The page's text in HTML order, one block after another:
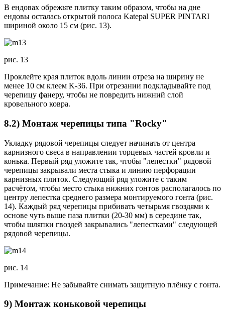
В ендовах обрежьте плитку таким образом, чтобы на дне
ендовы осталась открытой полоса Katepal SUPER PINTARI
шириной около 15 см (рис. 13).
рис. 13
Проклейте края плиток вдоль линии отреза на ширину не
менее 10 см клеем K-36. При отрезании подкладывайте под
черепицу фанеру, чтобы не повредить нижний слой
кровельного ковра.
8.2) Монтаж черепицы типа "Rocky"
Укладку рядовой черепицы следует начинать от центра
карнизного свеса в направлении торцевых частей кровли и
конька. Первый ряд уложите так, чтобы "лепестки" рядовой
черепицы закрывали места стыка и линию перфорации
карнизных плиток. Следующий ряд уложите с таким
расчётом, чтобы место стыка нижних гонтов располагалось по
центру лепестка среднего размера монтируемого гонта (рис.
14). Каждый ряд черепицы прибивать четырьмя гвоздями к
основе чуть выше паза плитки (20-30 мм) в середине так,
чтобы шляпки гвоздей закрывались "лепестками" следующей
рядовой черепицы.
рис. 14
Примечание: Не забывайте снимать защитную плёнку с гонта.
9) Монтаж коньковой черепицы